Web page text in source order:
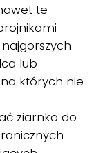
te
lub
których nie
ziarnko do